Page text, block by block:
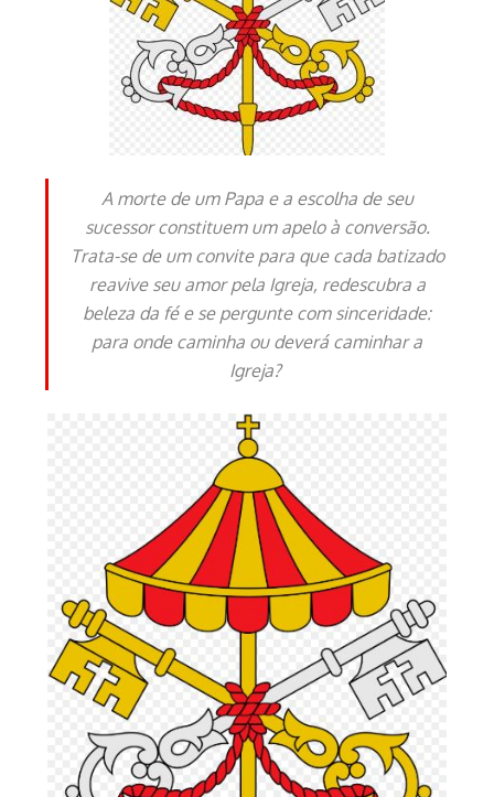
A morte de um Papa e a escolha de seu
sucessor constituem um apelo à conversão.
Trata-se de um convite para que cada batizado
reavive seu amor pela Igreja, redescubra a
beleza da fé e se pergunte com sinceridade:
para onde caminha ou deverá caminhar a
Igreja?